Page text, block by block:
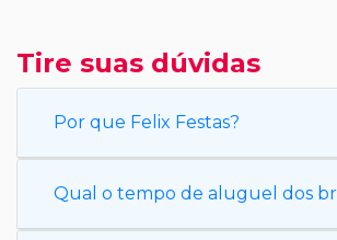
Tire suas dúvidas
Por que Felix Festas?
Qual o tempo de aluguel dos